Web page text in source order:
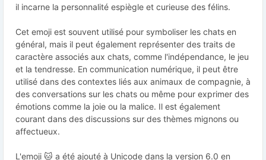
il incarne la personnalité espiègle et curieuse des félins.
Cet emoji est souvent utilisé pour symboliser les chats en
général, mais il peut également représenter des traits de
caractère associés aux chats, comme l'indépendance, le jeu
et la tendresse. En communication numérique, il peut être
utilisé dans des contextes liés aux animaux de compagnie, à
des conversations sur les chats ou même pour exprimer des
émotions comme la joie ou la malice. Il est également
courant dans des discussions sur des thèmes mignons ou
affectueux.
L'emoji 🐱 a été ajouté à Unicode dans la version 6.0 en